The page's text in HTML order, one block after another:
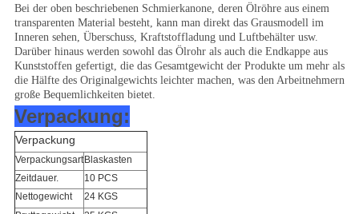
Bei der oben beschriebenen Schmierkanone, deren Ölröhre aus einem
transparenten Material besteht, kann man direkt das Grausmodell im
Inneren sehen, Überschuss, Kraftstoffladung und Luftbehälter usw.
Darüber hinaus werden sowohl das Ölrohr als auch die Endkappe aus
Kunststoffen gefertigt, die das Gesamtgewicht der Produkte um mehr als
die Hälfte des Originalgewichts leichter machen, was den Arbeitnehmern
große Bequemlichkeiten bietet.
Verpackung:
Verpackung
VerpackungsartBlaskasten
Zeitdauer.
10 PCS
Nettogewicht
24 KGS